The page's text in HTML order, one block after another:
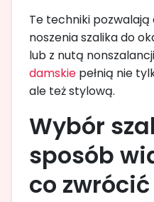
Te techniki
noszenia szalika do
lub z nutą
damskie pełnią nie
ale też stylową.
Wybór
sposób
co